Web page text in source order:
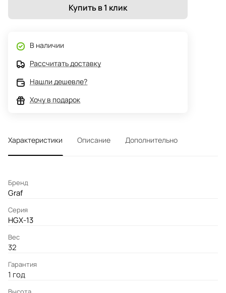
Купить в 1 клик
В наличии
Рассчитать доставку
Нашли дешевле?
Хочу в подарок
Характеристики Описание Дополнительно
Бренд
Graf
Серия
HGX-13
Вес
32
Гарантия
1 год